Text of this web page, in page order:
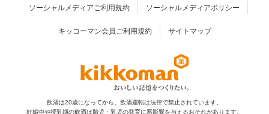
ソーシャルメディアご利用規約 ソーシャルメディアポリシー
キッコーマン会員ご利用規約 サイトマップ
飲酒は20歳になってから。飲酒運転は法律で禁止されています。
妊娠中や授乳期の飲酒は胎児・乳児の発育に悪影響を与えるおそれがあります。